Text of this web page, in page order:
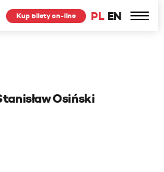
PL EN
Kup bilety on-line
Osiński